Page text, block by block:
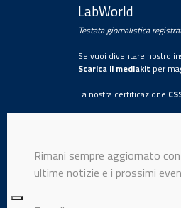
LabWorld
Testata giornalistica
Se vuoi diventare nostro
Scarica il mediakit per
La nostra certificazione
Con la sottoscrizione della presente, l’utente
propri dati personali da parte di
informativa privacycompleta.